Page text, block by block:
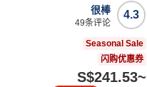
4.3
很棒
49条评论
Seasonal Sale
闪购优惠券
S$241.53~